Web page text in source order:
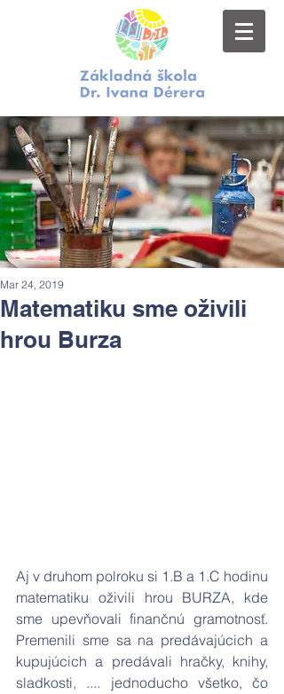
Matematiku sme oživili
hrou Burza
Mar 24, 2019
Aj v druhom polroku si 1.B a 1.C hodinu
matematiku oživili hrou BURZA, kde
sme upevňovali finančnú gramotnosť.
Premenili sme sa na predávajúcich a
kupujúcich a predávali hračky, knihy,
sladkosti, .... jednoducho všetko, čo